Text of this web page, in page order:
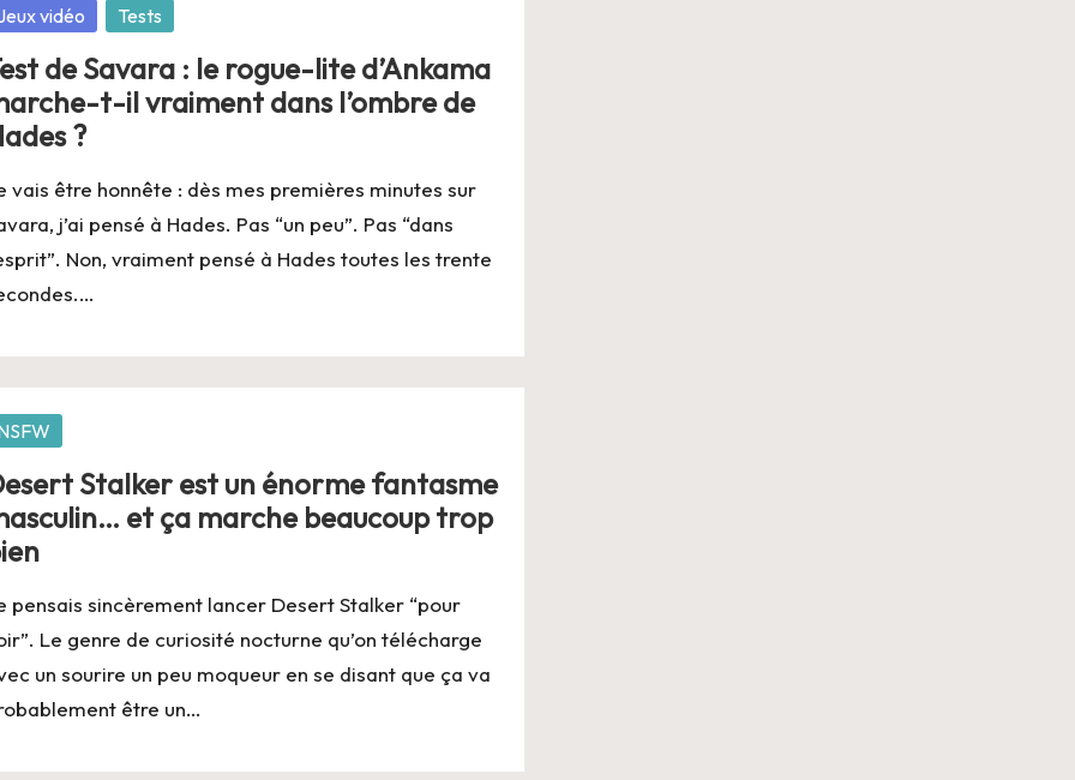
vidéo Tests
de Savara : le rogue-lite d’Ankama
t-il vraiment dans l’ombre de
?
vais être honnête : dès mes premières minutes sur
j’ai pensé à Hades. Pas “un peu”. Pas “dans
Non, vraiment pensé à Hades toutes les trente
Stalker est un énorme fantasme
et ça marche beaucoup trop
pensais sincèrement lancer Desert Stalker “pour
Le genre de curiosité nocturne qu’on télécharge
un sourire un peu moqueur en se disant que ça va
être un…